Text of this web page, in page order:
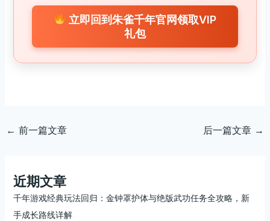
立即回到朱雀千年官网领取VIP
礼包
← 前一篇文章 后一篇文章 →
近期文章
千年游戏经典玩法回归：金钟罩护体与绝版武功任务全攻略，新
手成长路线详解